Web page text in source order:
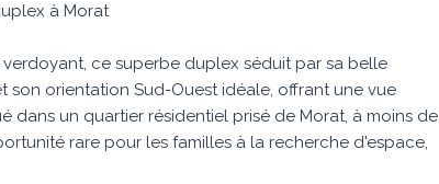
à Morat
ce superbe duplex séduit par sa belle
son orientation Sud-Ouest idéale, offrant une vue
dans un quartier résidentiel prisé de Morat, à moins de
rare pour les familles à la recherche d'espace,